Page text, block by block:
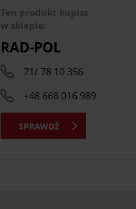
Ten produkt kupisz
w sklepie:
RAD-POL
71/ 78 10 356
+48 668 016 989
SPRAWDŹ